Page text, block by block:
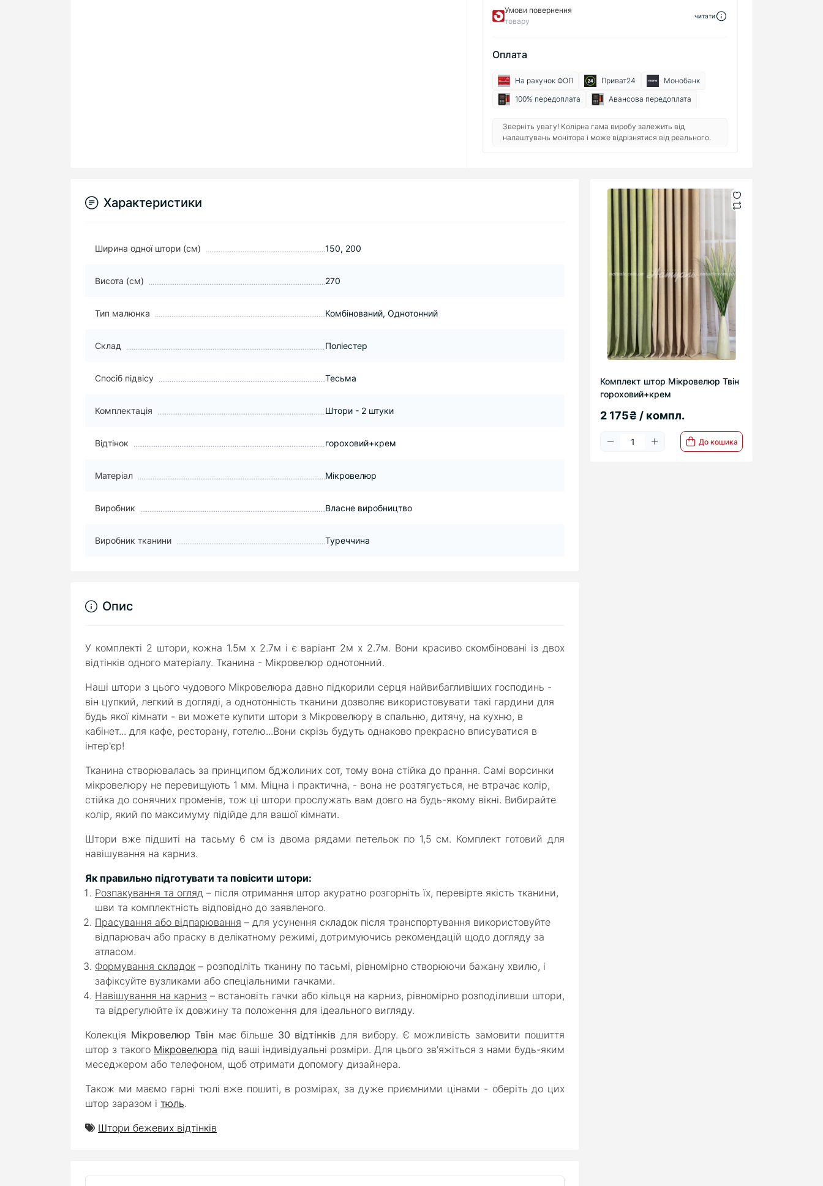
Умови повернення
товару
читати
Оплата
На рахунок ФОП Приват24
Монобанк
100% передоплата
Авансова передоплата
Зверніть увагу! Колірна гама виробу залежить від
налаштувань монітора і може відрізнятися від реального.
Комплект штор Мікровелюр Твін
гороховий+крем
2 175₴ / компл.
До кошика
Характеристики
Ширина одної штори (см) 150, 200
Висота (см) 270
Тип малюнка Комбінований, Однотонний
Склад Поліестер
Спосіб підвісу Тесьма
Комплектація Штори - 2 штуки
Відтінок гороховий+крем
Матеріал Мікровелюр
Виробник Власне виробництво
Виробник тканини Туреччина
Опис
У комплекті 2 штори, кожна 1.5м х 2.7м і є варіант 2м х 2.7м. Вони красиво скомбіновані із двох
відтінків одного матеріалу. Тканина - Мікровелюр однотонний.
Наші штори з цього чудового Мікровелюра давно підкорили серця найвибагливіших господинь -
він цупкий, легкий в догляді, а однотонність тканини дозволяє використовувати такі гардини для
будь якої кімнати - ви можете купити штори з Мікровелюру в спальню, дитячу, на кухню, в
кабінет... для кафе, ресторану, готелю...Вони скрізь будуть однаково прекрасно вписуватися в
інтер'єр!
Тканина створювалась за принципом бджолиних сот, тому вона стійка до прання. Самі ворсинки
мікровелюру не перевищують 1 мм. Міцна і практична, - вона не розтягується, не втрачає колір,
стійка до сонячних променів, тож ці штори прослужать вам довго на будь-якому вікні. Вибирайте
колір, який по максимуму підійде для вашої кімнати.
Штори вже підшиті на тасьму 6 см із двома рядами петельок по 1,5 см. Комплект готовий для
навішування на карниз.
Як правильно підготувати та повісити штори:
Розпакування та огляд – після отримання штор акуратно розгорніть їх, перевірте якість тканини,
шви та комплектність відповідно до заявленого.
Прасування або відпарювання – для усунення складок після транспортування використовуйте
відпарювач або праску в делікатному режимі, дотримуючись рекомендацій щодо догляду за
атласом.
Формування складок – розподіліть тканину по тасьмі, рівномірно створюючи бажану хвилю, і
зафіксуйте вузликами або спеціальними гачками.
Навішування на карниз – встановіть гачки або кільця на карниз, рівномірно розподіливши штори,
та відрегулюйте їх довжину та положення для ідеального вигляду.
Колекція Мікровелюр Твін має більше 30 відтінків для вибору. Є можливість замовити пошиття
штор з такого Мікровелюра під ваші індивідуальні розміри. Для цього зв'яжіться з нами будь-яким
меседжером або телефоном, щоб отримати допомогу дизайнера.
Також ми маємо гарні тюлі вже пошиті, в розмірах, за дуже приємними цінами - оберіть до цих
штор заразом і тюль.
Штори бежевих відтінків